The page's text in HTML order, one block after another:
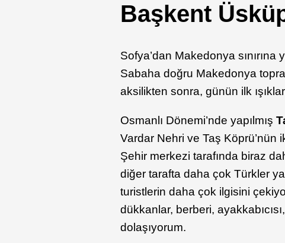
Başkent
Sofya’dan Makedonya
Sabaha doğru Makedonya
aksilikten sonra, günün ilk
Osmanlı Dönemi’nde yapılmış
Vardar Nehri ve Taş Köprü’nün
Şehir merkezi tarafında biraz
diğer tarafta daha çok Türkler
turistlerin daha çok ilgisini
dükkanlar, berberi,
dolaşıyorum.